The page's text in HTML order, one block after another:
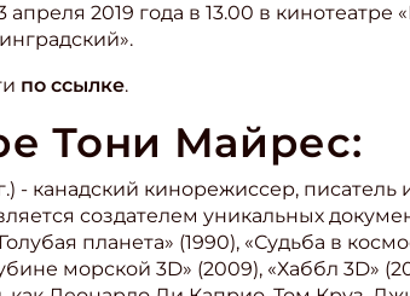
апреля 2019 года в 13.00 в
по ссылке.
Тони Майрес:
- канадский кинорежиссер,
создателем уникальных
планета» (1990), «Судьба в
морской 3D» (2009), «Хаббл 3D»